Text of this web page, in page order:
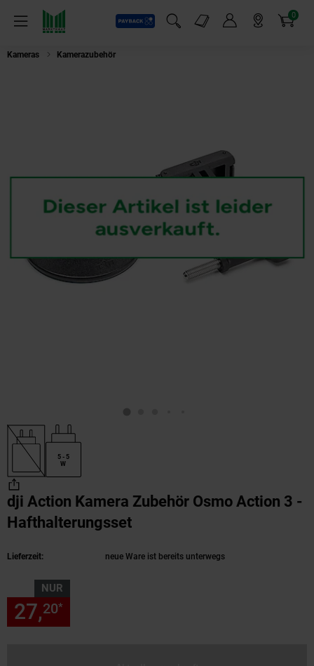
Menü
Payback
Suchfeld einblenden
Markt-Angebote 0
Artikel
Kameras Kamerazubehör
5 - 5
W
dji Action Kamera Zubehör Osmo Action 3 -
Hafthalterungsset
Lieferzeit: neue Ware ist bereits unterwegs
NUR
27,20*